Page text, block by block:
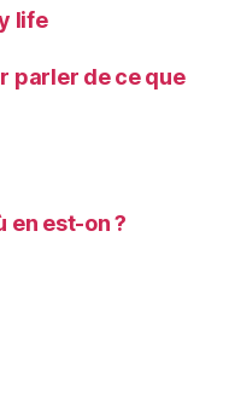
life
parler de ce que
en est-on ?